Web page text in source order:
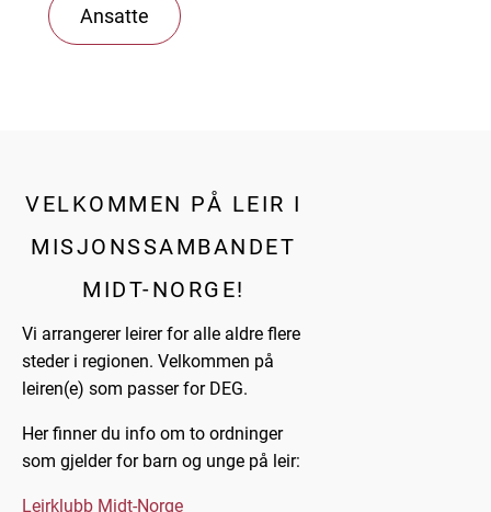
Ansatte
VELKOMMEN PÅ LEIR I
MISJONSSAMBANDET
MIDT-NORGE!
Vi arrangerer leirer for alle aldre flere
steder i regionen. Velkommen på
leiren(e) som passer for DEG.
Her finner du info om to ordninger
som gjelder for barn og unge på leir:
Leirklubb Midt-Norge